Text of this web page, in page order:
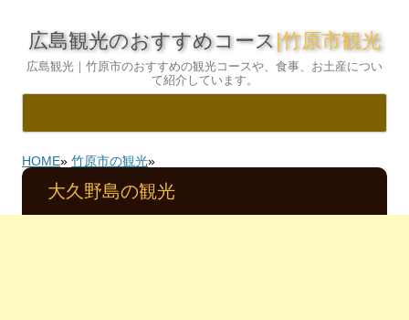
広島観光のおすすめコース|竹原市観光
広島観光｜竹原市のおすすめの観光コースや、食事、お土産につい
て紹介しています。
テ
ス
HOME» 竹原市の観光»
大久野島の観光